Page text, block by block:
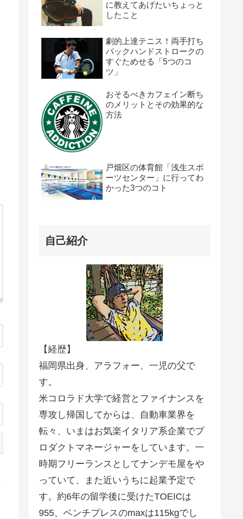
に教えてあげたいちょっと
したこと
劇的上達テニス！両手打ち
バックハンドストロークの
すぐためせる「5つのコ
ツ」
おそるべきカフェイン断ち
のメリットとその効果的な
方法
戸畑区の体育館「浅生スポ
ーツセンター」に行ってわ
かった3つのコト
自己紹介
【経歴】
福岡県出身、アラフォー、一児の父で
す。
米コロラド大学で経営とファイナンスを
専攻し帰国してからは、自動車業界を
転々、いまはお気楽イタリア系企業でプ
ロダクトマネージャーをしています。一
時期フリーランスとしてナンデモ屋をや
っていて、また近いうちに起業予定で
す。約6年の留学後に受けたTOEICは
955、ベンチプレスのmaxは115kgでし